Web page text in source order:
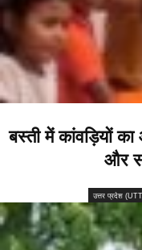
बस्ती में कांवड़ियों
और
उत्तर प्रदेश